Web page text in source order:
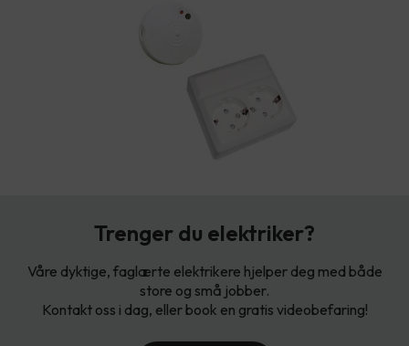
Trenger du elektriker?
Våre dyktige, faglærte elektrikere hjelper deg med både
store og små jobber.
Kontakt oss i dag, eller book en gratis videobefaring!